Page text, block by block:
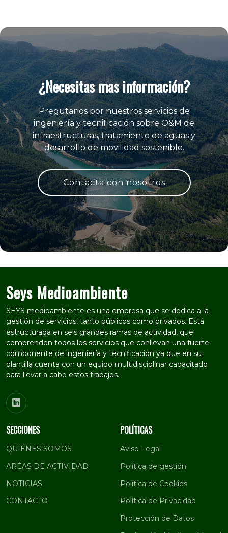
¿Necesitas mas información?
Pregutanos por nuestros servicios de
ingeniería y tecnificación sobre O&M de
infraestructuras, tratamiento de aguas y
desarrollo de movilidad sostenible.
Contacta con nosotros
Seys Medioambiente
SEYS medioambiente es una empresa que se dedica a la
gestión de servicios, tanto públicos como privados. Está
estructurada en seis grandes ramas de actividad, que
comprenden todos los servicios que conllevan una fuerte
componente de ingeniería y tecnificación ya que en su
plantilla cuenta con un equipo multidisciplinar capacitado
para llevar a cabo estos trabajos.
SECCIONES
QUIÉNES SOMOS
ARÉAS DE ACTIVIDAD
NOTICIAS
CONTACTO
POLÍTICAS
Aviso Legal
Política de gestión
Política de Cookies
Política de Privacidad
Protección de Datos